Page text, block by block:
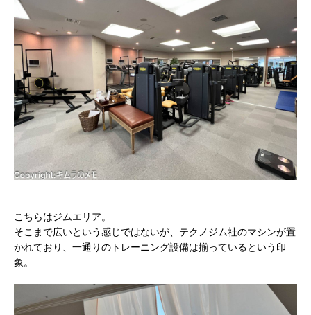
こちらはジムエリア。
そこまで広いという感じではないが、テクノジム社のマシンが置
かれており、一通りのトレーニング設備は揃っているという印
象。